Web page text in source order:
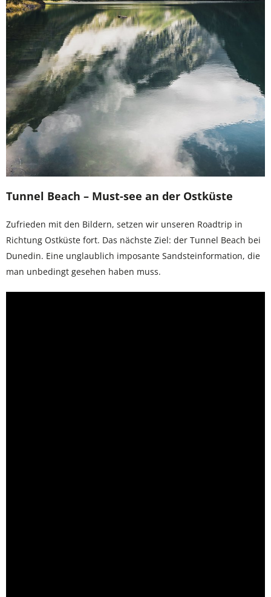
Tunnel Beach – Must-see an der Ostküste
Zufrieden mit den Bildern, setzen wir unseren Roadtrip in
Richtung Ostküste fort. Das nächste Ziel: der Tunnel Beach bei
Dunedin. Eine unglaublich imposante Sandsteinformation, die
man unbedingt gesehen haben muss.